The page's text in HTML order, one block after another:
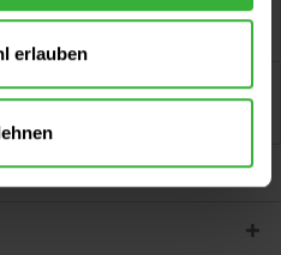
erlauben
Ø 375 mm, 10er-Pack,